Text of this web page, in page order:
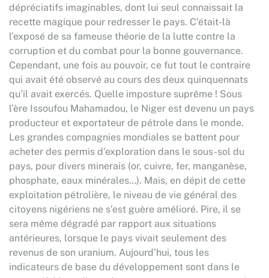
dépréciatifs imaginables, dont lui seul connaissait la
recette magique pour redresser le pays. C’était-là
l’exposé de sa fameuse théorie de la lutte contre la
corruption et du combat pour la bonne gouvernance.
Cependant, une fois au pouvoir, ce fut tout le contraire
qui avait été observé au cours des deux quinquennats
qu’il avait exercés. Quelle imposture suprême ! Sous
l’ère Issoufou Mahamadou, le Niger est devenu un pays
producteur et exportateur de pétrole dans le monde.
Les grandes compagnies mondiales se battent pour
acheter des permis d’exploration dans le sous-sol du
pays, pour divers minerais (or, cuivre, fer, manganèse,
phosphate, eaux minérales…). Mais, en dépit de cette
exploitation pétrolière, le niveau de vie général des
citoyens nigériens ne s’est guère amélioré. Pire, il se
sera même dégradé par rapport aux situations
antérieures, lorsque le pays vivait seulement des
revenus de son uranium. Aujourd’hui, tous les
indicateurs de base du développement sont dans le